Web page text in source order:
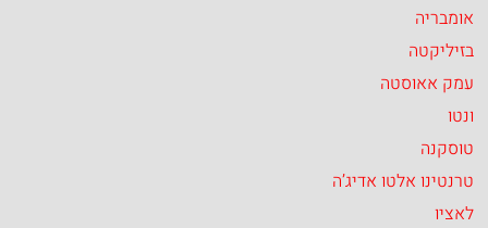
אומבריה
בזיליקטה
עמק אאוסטה
ונטו
טוסקנה
טרנטינו אלטו אדיג’ה
לאציו